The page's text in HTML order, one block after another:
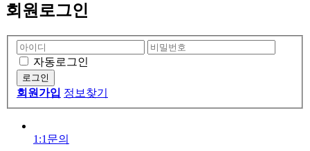
회원로그인
자동로그인
회원가입 정보찾기
1:1문의